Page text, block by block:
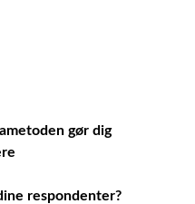
gør dig
respondenter?